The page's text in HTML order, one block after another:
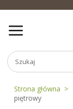
Strona główna
piętrowy